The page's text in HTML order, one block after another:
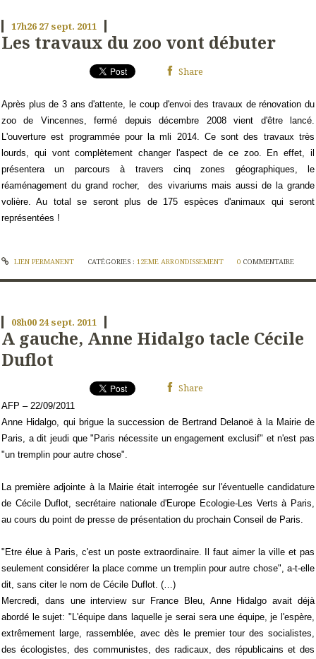
17h26 27 sept. 2011
Les travaux du zoo vont débuter
Share
Après plus de 3 ans d'attente, le coup d'envoi des travaux de rénovation du
zoo de Vincennes, fermé depuis décembre 2008 vient d'être lancé.
L'ouverture est programmée pour la mli 2014. Ce sont des travaux très
lourds, qui vont complètement changer l'aspect de ce zoo. En effet, il
présentera un parcours à travers cinq zones géographiques, le
réaménagement du grand rocher, des vivariums mais aussi de la grande
volière. Au total se seront plus de 175 espèces d'animaux qui seront
représentées !
LIEN PERMANENT CATÉGORIES : 12EME ARRONDISSEMENT 0 COMMENTAIRE
08h00 24 sept. 2011
A gauche, Anne Hidalgo tacle Cécile
Duflot
Share
AFP – 22/09/2011
Anne Hidalgo, qui brigue la succession de Bertrand Delanoë à la Mairie de
Paris, a dit jeudi que "Paris nécessite un engagement exclusif" et n'est pas
"un tremplin pour autre chose".
La première adjointe à la Mairie était interrogée sur l'éventuelle candidature
de Cécile Duflot, secrétaire nationale d'Europe Ecologie-Les Verts à Paris,
au cours du point de presse de présentation du prochain Conseil de Paris.
"Etre élue à Paris, c'est un poste extraordinaire. Il faut aimer la ville et pas
seulement considérer la place comme un tremplin pour autre chose", a-t-elle
dit, sans citer le nom de Cécile Duflot. (…)
Mercredi, dans une interview sur France Bleu, Anne Hidalgo avait déjà
abordé le sujet: "L'équipe dans laquelle je serai sera une équipe, je l'espère,
extrêmement large, rassemblée, avec dès le premier tour des socialistes,
des écologistes, des communistes, des radicaux, des républicains et des